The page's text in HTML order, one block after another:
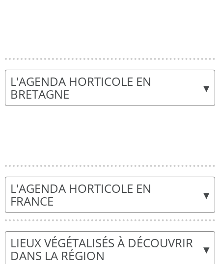
▾
L'AGENDA HORTICOLE EN
BRETAGNE
▾
L'AGENDA HORTICOLE EN
FRANCE
▾
LIEUX VÉGÉTALISÉS À DÉCOUVRIR
DANS LA RÉGION